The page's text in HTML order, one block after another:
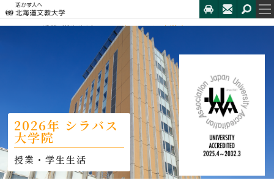
HOME 2026年 シラバス大学院
2026年 シラバス
大学院